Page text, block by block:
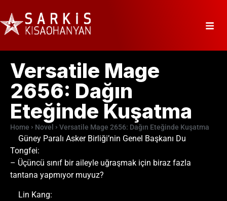
Versatile Mage
2656: Dağın
Eteğinde Kuşatma
Home Novel Versatile Mage 2656: Dağın Eteğinde Kuşatma
Güney Paralı Asker Birliği’nin Genel Başkanı Du
Tongfei:
– Üçüncü sınıf bir aileyle uğraşmak için biraz fazla
tantana yapmıyor muyuz?
Lin Kang: